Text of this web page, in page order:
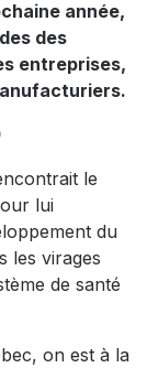
année,
des
entreprises,
le
lui
du
les virages
de santé
on est à la